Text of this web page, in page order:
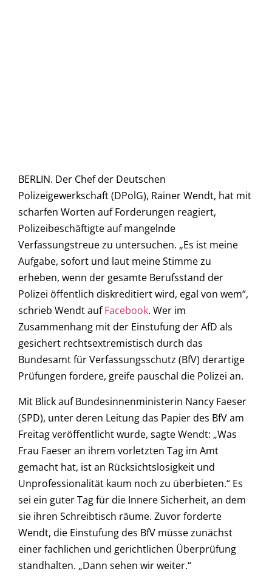
BERLIN. Der Chef der Deutschen
Polizeigewerkschaft (DPolG), Rainer Wendt, hat mit
scharfen Worten auf Forderungen reagiert,
Polizeibeschäftigte auf mangelnde
Verfassungstreue zu untersuchen. „Es ist meine
Aufgabe, sofort und laut meine Stimme zu
erheben, wenn der gesamte Berufsstand der
Polizei öffentlich diskreditiert wird, egal von wem“,
schrieb Wendt aufFacebook. Wer im
Zusammenhang mit der Einstufung der AfD als
gesichert rechtsextremistisch durch das
Bundesamt für Verfassungsschutz (BfV) derartige
Prüfungen fordere, greife pauschal die Polizei an.
Mit Blick auf Bundesinnenministerin Nancy Faeser
(SPD), unter deren Leitung das Papier des BfV am
Freitag veröffentlicht wurde, sagte Wendt: „Was
Frau Faeser an ihrem vorletzten Tag im Amt
gemacht hat, ist an Rücksichtslosigkeit und
Unprofessionalität kaum noch zu überbieten.“ Es
sei ein guter Tag für die Innere Sicherheit, an dem
sie ihren Schreibtisch räume. Zuvor forderte
Wendt, die Einstufung des BfV müsse zunächst
einer fachlichen und gerichtlichen Überprüfung
standhalten. „Dann sehen wir weiter.“